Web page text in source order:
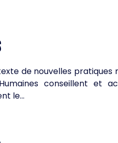
de nouvelles pratiques
Humaines conseillent et
le...